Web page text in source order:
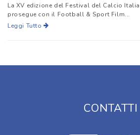
La XV edizione del Festival del Calcio
prosegue con il Football & Sport Film...
Leggi Tutto
CONTATTI